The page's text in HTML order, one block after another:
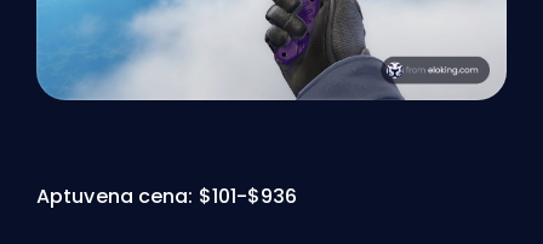
Aptuvena cena: $101-$936